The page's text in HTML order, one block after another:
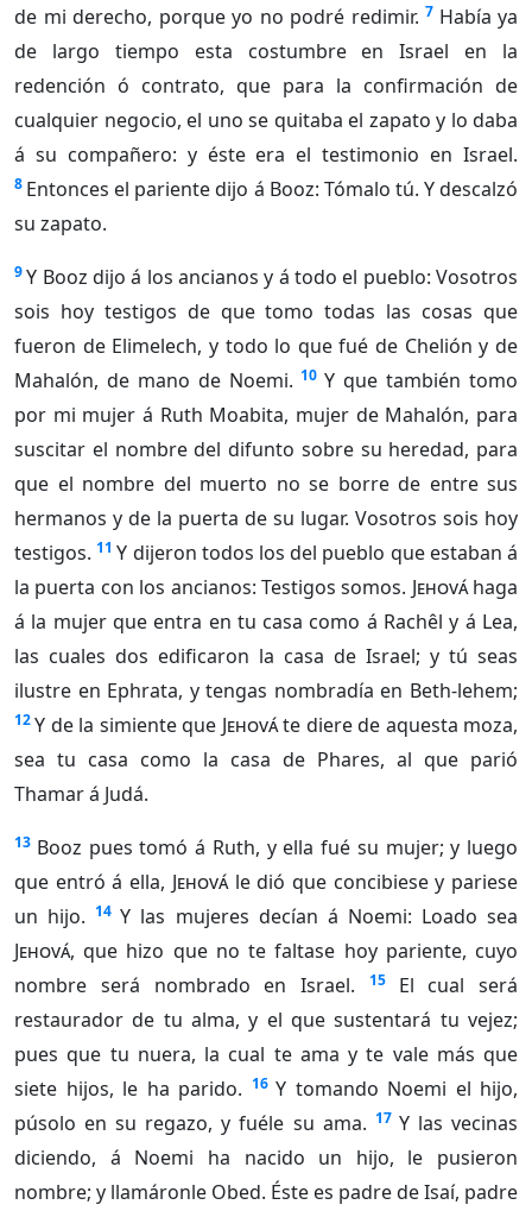
de mi derecho, porque yo no podré redimir. 7 Había ya
de largo tiempo esta costumbre en Israel en la
redención ó contrato, que para la confirmación de
cualquier negocio, el uno se quitaba el zapato y lo daba
á su compañero: y éste era el testimonio en Israel.
8 Entonces el pariente dijo á Booz: Tómalo tú. Y descalzó
su zapato.
9Y Booz dijo á los ancianos y á todo el pueblo: Vosotros
sois hoy testigos de que tomo todas las cosas que
fueron de Elimelech, y todo lo que fué de Chelión y de
Mahalón, de mano de Noemi. 10 Y que también tomo
por mi mujer á Ruth Moabita, mujer de Mahalón, para
suscitar el nombre del difunto sobre su heredad, para
que el nombre del muerto no se borre de entre sus
hermanos y de la puerta de su lugar. Vosotros sois hoy
testigos. 11 Y dijeron todos los del pueblo que estaban á
la puerta con los ancianos: Testigos somos. Jehováhaga
á la mujer que entra en tu casa como á Rachêl y á Lea,
las cuales dos edificaron la casa de Israel; y tú seas
ilustre en Ephrata, y tengas nombradía en Beth-lehem;
12 Y de la simiente que Jehováte diere de aquesta moza,
sea tu casa como la casa de Phares, al que parió
Thamar á Judá.
13 Booz pues tomó á Ruth, y ella fué su mujer; y luego
que entró á ella, Jehovále dió que concibiese y pariese
un hijo. 14 Y las mujeres decían á Noemi: Loado sea
Jehová, que hizo que no te faltase hoy pariente, cuyo
nombre será nombrado en Israel.
15
El cual será
restaurador de tu alma, y el que sustentará tu vejez;
pues que tu nuera, la cual te ama y te vale más que
siete hijos, le ha parido. 16 Y tomando Noemi el hijo,
púsolo en su regazo, y fuéle su ama. 17 Y las vecinas
diciendo, á Noemi ha nacido un hijo, le pusieron
nombre; y llamáronle Obed. Éste es padre de Isaí, padre